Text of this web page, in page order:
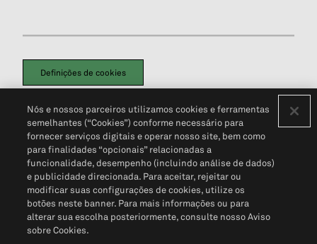
Definições de cookies
Política de PrivacidadePortal de privacidade do cliente (em inglês)
Não Venda Minhas Informações Pessoais© 2026 S&P Global
Nós e nossos parceiros utilizamos cookies e ferramentas
semelhantes (“Cookies”) conforme necessário para
fornecer serviços digitais e operar nosso site, bem como
para finalidades “opcionais” relacionadas a
funcionalidade, desempenho (incluindo análise de dados)
e publicidade direcionada. Para aceitar, rejeitar ou
modificar suas configurações de cookies, utilize os
botões neste banner. Para mais informações ou para
alterar sua escolha posteriormente, consulte nosso Aviso
sobre Cookies.